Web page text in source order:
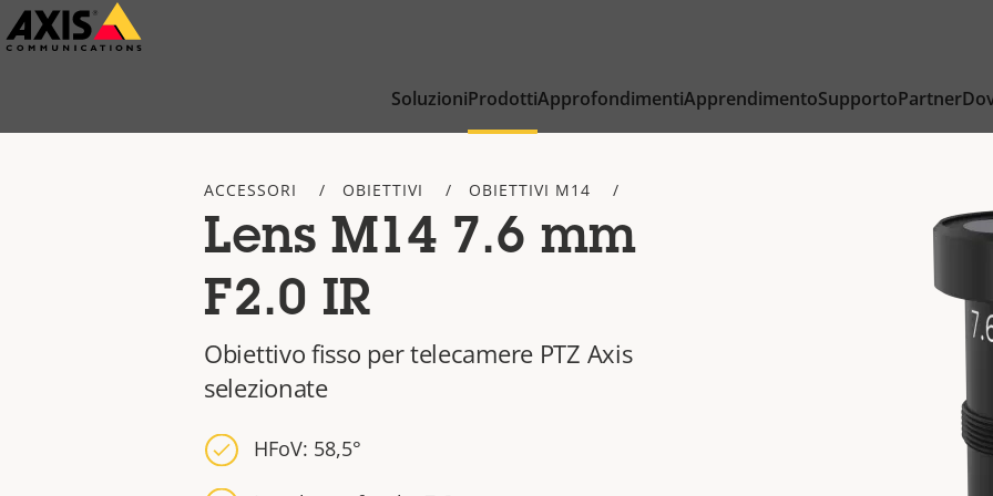
Salta
al
SoluzioniProdottiApprofondimentiApprendimentoSupportoPartner
ACCESSORI OBIETTIVI OBIETTIVI M14
Lens M14 7.6 mm
F2.0 IR
Obiettivo fisso per telecamere PTZ Axis
selezionate
HFoV: 58,5°